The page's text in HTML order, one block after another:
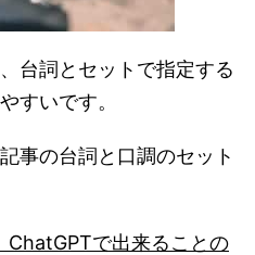
台詞とセットで指定する
すいです。
事の台詞と口調のセット
ChatGPTで出来ることの